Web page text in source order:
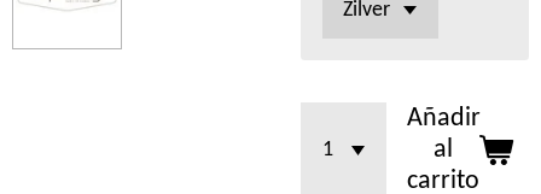
Añadir
al
carrito